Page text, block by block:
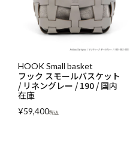
HOOK Small basket
フック スモールバスケット
/ リネングレー / 190 / 国内
在庫
¥59,400税込